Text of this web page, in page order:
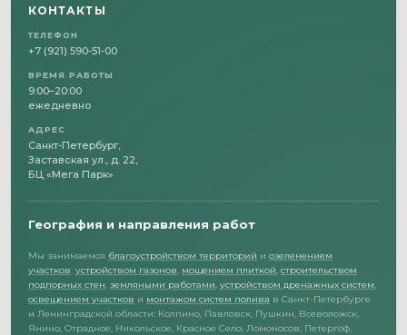
КОНТАКТЫ
ТЕЛЕФОН
+7 (921) 590-51-00
ВРЕМЯ РАБОТЫ
9:00–20:00
ежедневно
АДРЕС
Санкт-Петербург,
Заставская ул., д. 22,
БЦ «Мега Парк»
География и направления работ
Мы занимаемся благоустройством территорий и озеленением
участков: устройством газонов, мощением плиткой, строительством
подпорных стен, земляными работами, устройством дренажных систем,
освещением участков и монтажом систем полива в Санкт-Петербурге
и Ленинградской области: Колпино, Павловск, Пушкин, Всеволожск,
Янино, Отрадное, Никольское, Красное Село, Ломоносов, Петергоф,